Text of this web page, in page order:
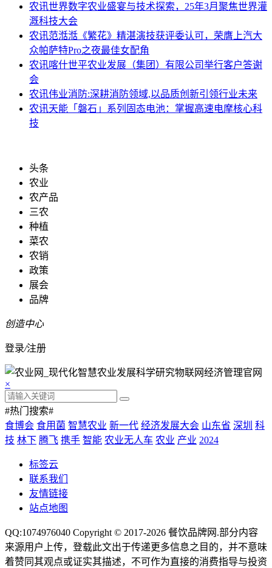
农讯世界数字农业盛宴与技术探索，25年3月聚焦世界灌
溉科技大会
农讯范湉湉《繁花》精湛演技获评委认可，荣膺上汽大
众帕萨特Pro之夜最佳女配角
农讯喀什世平农业发展（集团）有限公司举行客户答谢
会
农讯伟业消防:深耕消防领域,以品质创新引领行业未来
农讯天能「磐石」系列固态电池：掌握高速电摩核心科
技
头条
农业
农产品
三农
种植
菜农
农销
政策
展会
品牌
创造中心
登录/注册
×
#热门搜索#
食博会 食用菌 智慧农业 新一代 经济发展大会 山东省 深圳 科
技 林下 腾飞 携手 智能 农业无人车 农业 产业 2024
标签云
联系我们
友情链接
站点地图
QQ:1074976040 Copyright © 2017-2026 餐饮品牌网 .部分内容
来源用户上传，登载此文出于传递更多信息之目的，并不意味
着赞同其观点或证实其描述，不可作为直接的消费指导与投资